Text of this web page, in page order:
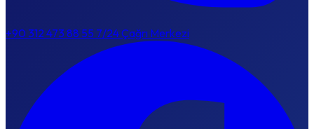
+90 312 473 88 55 7/24 Çağrı Merkezi